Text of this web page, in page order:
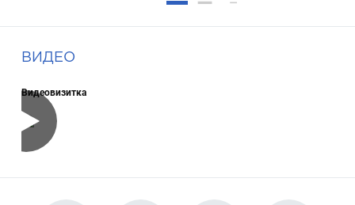
ВИДЕО
Видеовизитка